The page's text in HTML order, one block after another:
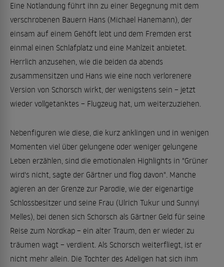
Eine Notlandung führt ihn zu einer Begegnung mit dem
verschrobenen Bauern Hans (Michael Hanemann), der
einsam auf einem Gehöft lebt und dem Fremden erst
einmal einen Schlafplatz und eine Mahlzeit anbietet.
Herrlich anzusehen, wie die beiden da abends
zusammensitzen und Hans wie eine noch verlorenere
Version von Schorsch wirkt, der wenigstens sein – jetzt
wieder vollgetanktes – Flugzeug hat, um weiterzuziehen.
Nebenfiguren wie diese, die kurz anklingen und in wenigen
Momenten viel über gelungene oder weniger gelungene
Leben erzählen, sind die emotionalen Highlights in "Grüner
wird's nicht, sagte der Gärtner und flog davon". Manche
agieren an der Grenze zur Parodie, wie der eigenartige
Schlossbesitzer und seine Frau (Ulrich Tukur und Sunnyi
Melles), bei denen sich Schorsch als Gärtner Geld für seine
Reise zum Nordkap – ein alter Traum, den er wieder zu
träumen wagt – verdient. Als Schorsch weiterfliegt, ist er
nicht mehr allein. Die Tochter des Adeligen hat sich ihm